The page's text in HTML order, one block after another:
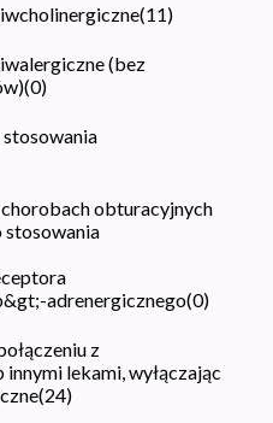
(11)
(bez
(0)
obturacyjnych
stosowania
adrenergicznego(0)
z
lekami, wyłączając
(24)